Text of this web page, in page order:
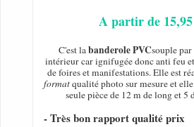
A partir de
C'est labanderole PVCsouple
intérieur car ignifugée donc anti feu
de foires et manifestations. Elle est
formatqualité photo sur mesure et
seule pièce de 12 m de long et 5
- Très bon rapport qualité prix